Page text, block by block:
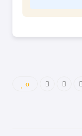
0